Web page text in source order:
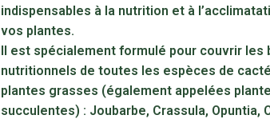
indispensables à la nutrition et à
vos plantes.
Il est spécialement formulé pour couvrir les
nutritionnels de toutes les espèces de
plantes grasses (également appelées
succulentes) : Joubarbe, Crassula, Opuntia,